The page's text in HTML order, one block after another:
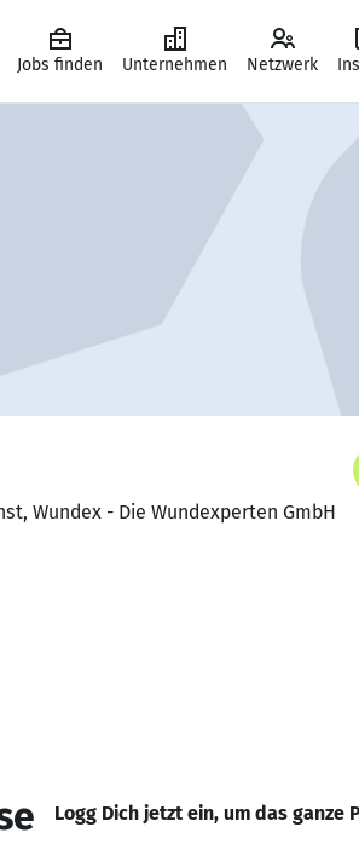
Jobs finden Unternehmen Netzwerk
Wundex - Die Wundexperten GmbH
Logg Dich jetzt ein, um das ganze